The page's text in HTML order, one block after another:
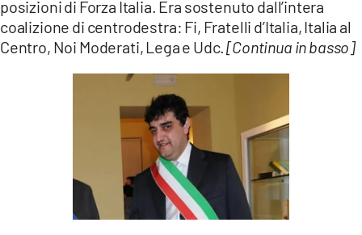
posizioni di Forza Italia. Era sostenuto dall’intera
coalizione di centrodestra: Fi, Fratelli d’Italia, Italia al
Centro, Noi Moderati, Lega e Udc.[Continua in basso]